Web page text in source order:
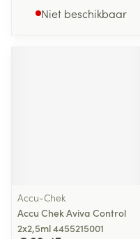
Niet beschikbaar
Accu-Chek
Accu Chek Aviva Control
2x2,5ml 4455215001